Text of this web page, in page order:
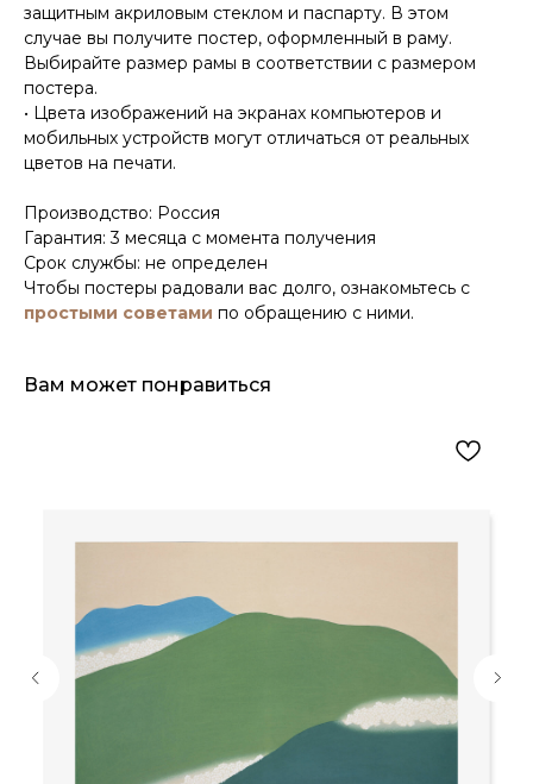
защитным акриловым стеклом и паспарту. В этом
случае вы получите постер, оформленный в раму.
Выбирайте размер рамы в соответствии с размером
постера.
• Цвета изображений на экранах компьютеров и
мобильных устройств могут отличаться от реальных
цветов на печати.
Производство: Россия
Гарантия: 3 месяца с момента получения
Срок службы: не определен
Чтобы постеры радовали вас долго, ознакомьтесь с
простыми советами по обращению с ними.
Вам может понравиться